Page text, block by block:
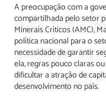
A preocupação com a
compartilhada pelo setor
Minerais Críticos (AMC),
política nacional para o
necessidade de garantir
ela, regras pouco claras
dificultar a atração de
desenvolvimento no país.